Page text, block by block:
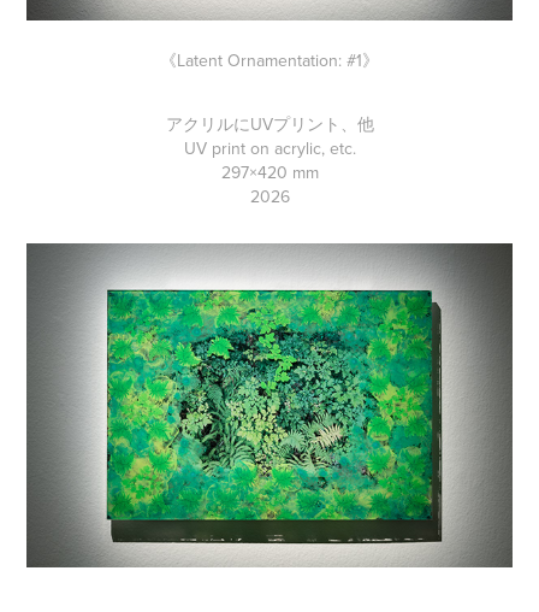
《Latent Ornamentation: #1》
アクリルにUVプリント、他
UV print on acrylic, etc.
297×420 mm
2026